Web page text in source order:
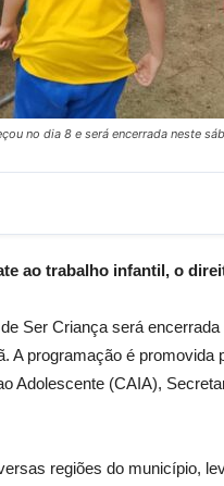
no dia 8 e será encerrada neste
ao trabalho infantil, o
Ser Criança será
programação é
Adolescente (CAIA),
regiões do município,